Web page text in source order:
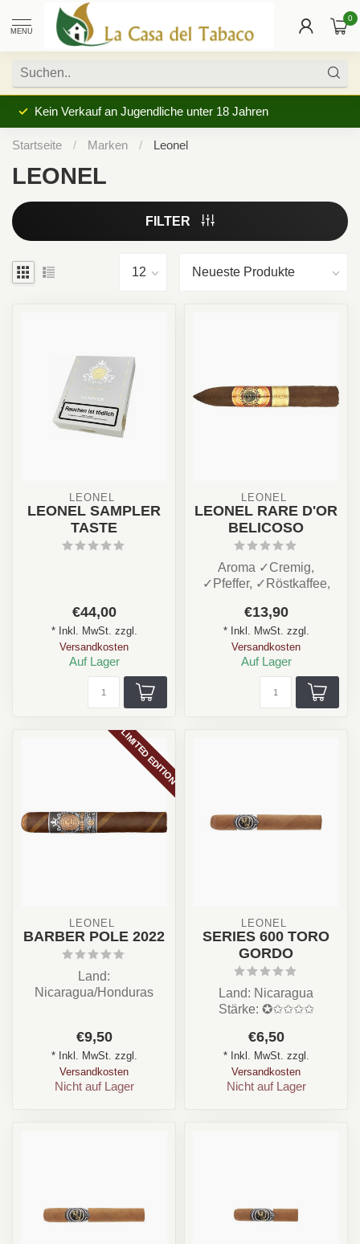
MENU
0
Kein Verkauf an Jugendliche unter 18 Jahren
Startseite / Marken / Leonel
LEONEL
FILTER
LEONEL
LEONEL SAMPLER
TASTE
€44,00
* Inkl. MwSt. zzgl.
Versandkosten
Auf Lager
LEONEL
LEONEL RARE D'OR
BELICOSO
Aroma ✓Cremig,
✓Pfeffer, ✓Röstkaffee,
Stärke: ★★★☆☆
Rauchdaue...
€13,90
* Inkl. MwSt. zzgl.
Versandkosten
Auf Lager
LIMITED EDITION
LEONEL
BARBER POLE 2022
Land:
Nicaragua/Honduras
Pfeffer
Form...
€9,50
* Inkl. MwSt. zzgl.
Versandkosten
Nicht auf Lager
LEONEL
SERIES 600 TORO
GORDO
Land: Nicaragua
Stärke: ✪✩✩✩✩
Nuss
Format: Toro /Lon...
€6,50
* Inkl. MwSt. zzgl.
Versandkosten
Nicht auf Lager